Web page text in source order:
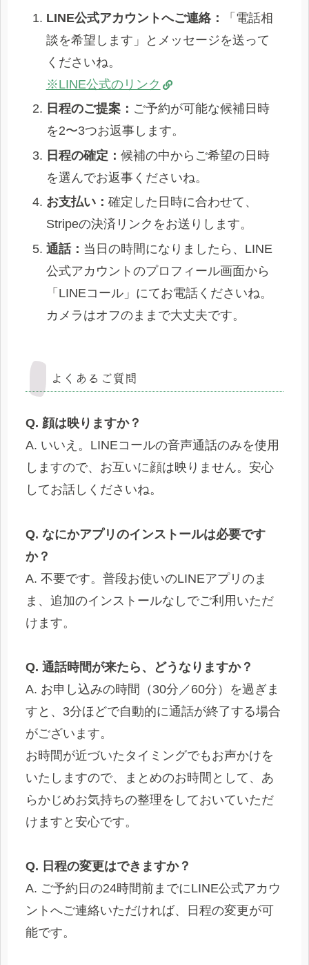
LINE公式アカウントへご連絡：
「電話相
談を希望します」とメッセージを送って
くださいね。
※LINE公式のリンク
日程のご提案： ご予約が可能な候補日時
を2〜3つお返事します。
日程の確定： 候補の中からご希望の日時
を選んでお返事くださいね。
お支払い： 確定した日時に合わせて、
Stripeの決済リンクをお送りします。
通話： 当日の時間になりましたら、LINE
公式アカウントのプロフィール画面から
「LINEコール」にてお電話くださいね。
カメラはオフのままで大丈夫です。
よくあるご質問
Q. 顔は映りますか？
A. いいえ。LINEコールの音声通話のみを使用
しますので、お互いに顔は映りません。安心
してお話しくださいね。
Q. なにかアプリのインストールは必要です
か？
A. 不要です。普段お使いのLINEアプリのま
ま、追加のインストールなしでご利用いただ
けます。
Q. 通話時間が来たら、どうなりますか？
A. お申し込みの時間（30分／60分）を過ぎま
すと、3分ほどで自動的に通話が終了する場合
がございます。
お時間が近づいたタイミングでもお声かけを
いたしますので、まとめのお時間として、あ
らかじめお気持ちの整理をしておいていただ
けますと安心です。
Q. 日程の変更はできますか？
A. ご予約日の24時間前までにLINE公式アカウ
ントへご連絡いただければ、日程の変更が可
能です。